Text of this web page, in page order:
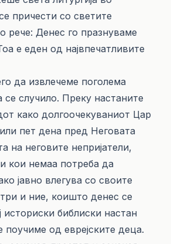
причести со светите
рече: Денес го празнуваме
е еден од највпечатливите
да извлечеме поголема
случило. Преку настаните
како долгоочекуваниот Цар
пет дена пред Неговата
на неговите непријатели,
кои немаа потреба да
јавно влегува со своите
и ние, коишто денес се
историски библиски настан
од еврејските деца.